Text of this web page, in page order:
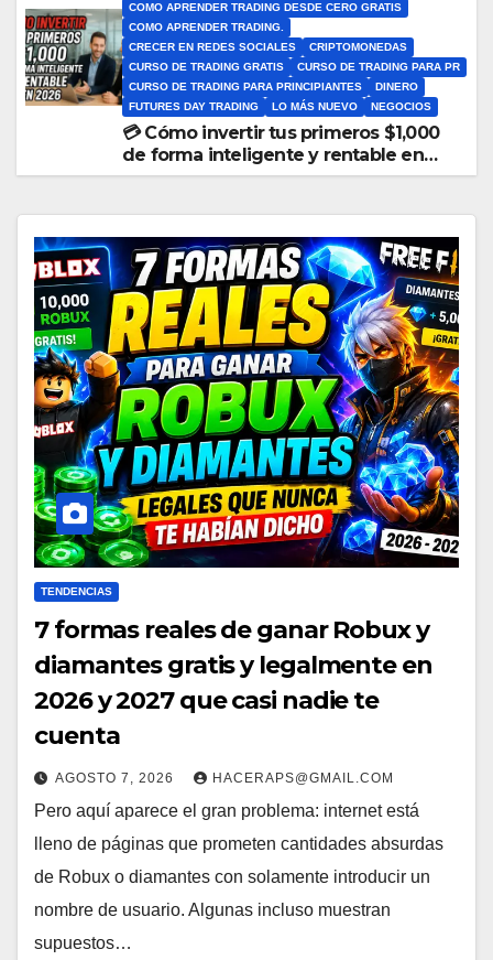
COMO APRENDER TRADING DESDE CERO GRATIS
COMO APRENDER TRADING.
CRECER EN REDES SOCIALES
CRIPTOMONEDAS
CURSO DE TRADING GRATIS
CURSO DE TRADING PARA PR
CURSO DE TRADING PARA PRINCIPIANTES
DINERO
FUTURES DAY TRADING
LO MÁS NUEVO NEGOCIOS
💳 Cómo invertir tus primeros $1,000
de forma inteligente y rentable en
2026
TENDENCIAS
7 formas reales de ganar Robux y
diamantes gratis y legalmente en
2026 y 2027 que casi nadie te
cuenta
AGOSTO 7, 2026 HACERAPS@GMAIL.COM
Pero aquí aparece el gran problema: internet está
lleno de páginas que prometen cantidades absurdas
de Robux o diamantes con solamente introducir un
nombre de usuario. Algunas incluso muestran
supuestos…